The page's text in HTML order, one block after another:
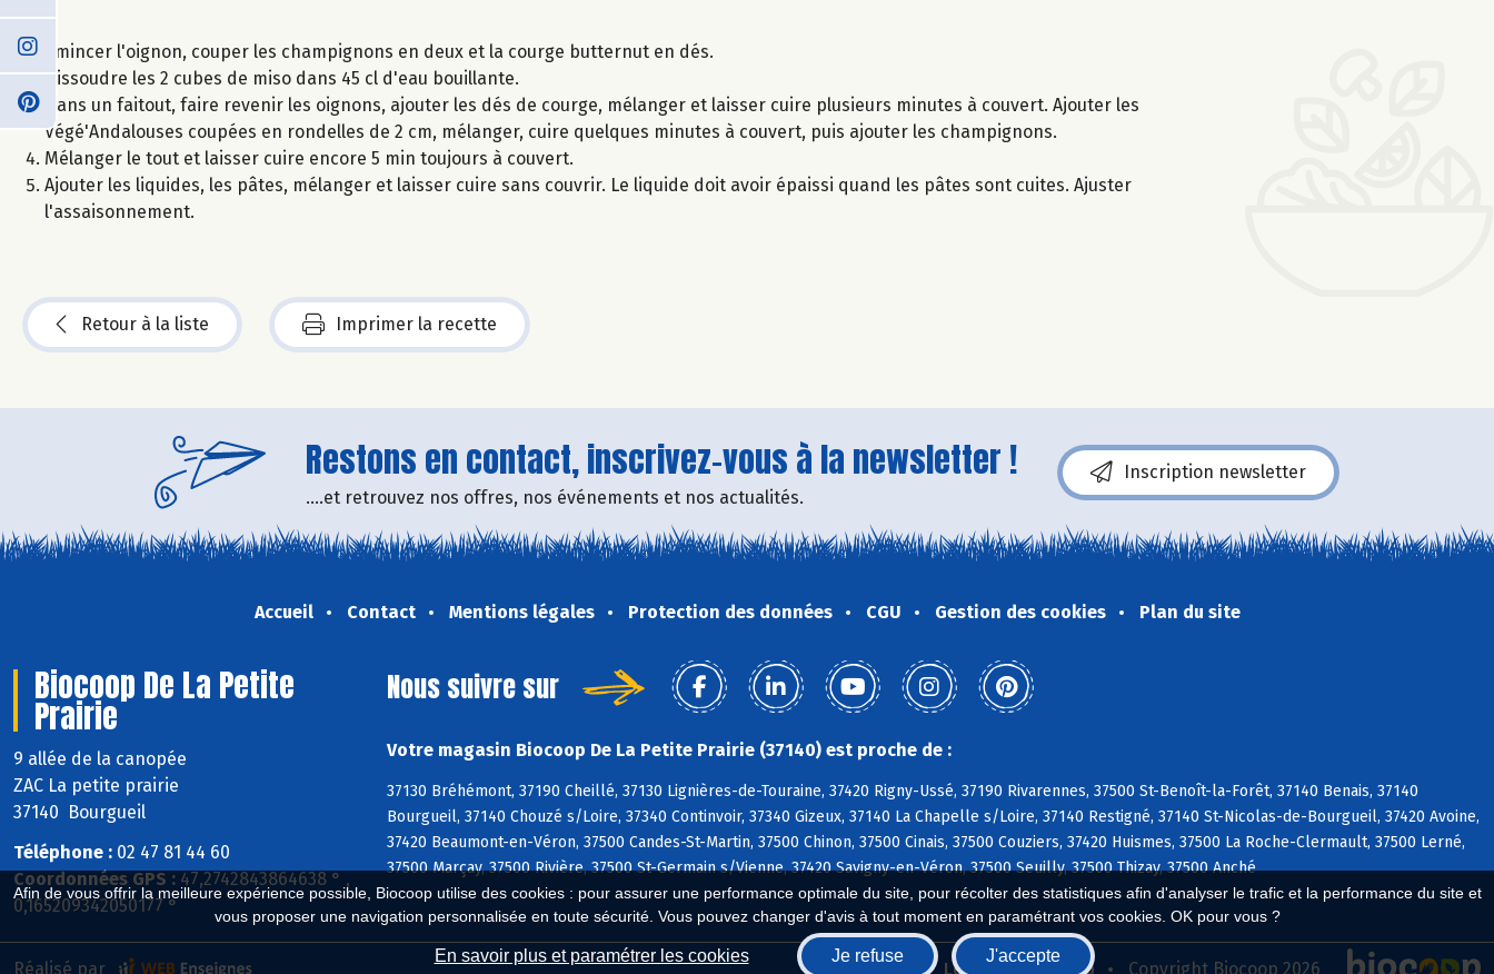
Afin de vous offrir la meilleure expérience possible, Biocoop utilise des cookies : pour assurer une performance optimale du site, pour récolter des statistiques afin d'analyser le trafic et la performance du site et
vous proposer une navigation personnalisée en toute sécurité. Vous pouvez changer d'avis à tout moment en paramétrant vos cookies. OK pour vous ?
En savoir plus et paramétrer les cookies Je refuse J'accepte
Émincer l'oignon, couper les champignons en deux et la courge butternut en dés.
Dissoudre les 2 cubes de miso dans 45 cl d'eau bouillante.
Dans un faitout, faire revenir les oignons, ajouter les dés de courge, mélanger et laisser cuire plusieurs minutes à couvert. Ajouter les
Végé'Andalouses coupées en rondelles de 2 cm, mélanger, cuire quelques minutes à couvert, puis ajouter les champignons.
Mélanger le tout et laisser cuire encore 5 min toujours à couvert.
Ajouter les liquides, les pâtes, mélanger et laisser cuire sans couvrir. Le liquide doit avoir épaissi quand les pâtes sont cuites. Ajuster
l'assaisonnement.
Retour à la liste Imprimer la recette
Restons en contact, inscrivez-vous à la newsletter !
....et retrouvez nos offres, nos événements et nos actualités.
Inscription newsletter
Accueil Contact Mentions légales Protection des données CGU Gestion des cookies Plan du site
Biocoop De La Petite
Prairie
9 allée de la canopée
ZAC La petite prairie
37140 Bourgueil
Téléphone : 02 47 81 44 60
Coordonnées GPS : 47,2742843864638 ° ,
0,165209342050177 °
Nous suivre sur
Votre magasin Biocoop De La Petite Prairie (37140) est proche de :
37130 Bréhémont, 37190 Cheillé, 37130 Lignières-de-Touraine, 37420 Rigny-Ussé, 37190 Rivarennes, 37500 St-Benoît-la-Forêt, 37140 Benais, 37140
Bourgueil, 37140 Chouzé s/Loire, 37340 Continvoir, 37340 Gizeux, 37140 La Chapelle s/Loire, 37140 Restigné, 37140 St-Nicolas-de-Bourgueil, 37420 Avoine,
37420 Beaumont-en-Véron, 37500 Candes-St-Martin, 37500 Chinon, 37500 Cinais, 37500 Couziers, 37420 Huismes, 37500 La Roche-Clermault, 37500 Lerné,
37500 Marçay, 37500 Rivière, 37500 St-Germain s/Vienne, 37420 Savigny-en-Véron, 37500 Seuilly, 37500 Thizay, 37500 Anché
Biocoop.fr Le réseau Biocoop Copyright Biocoop 2026
Réalisé par